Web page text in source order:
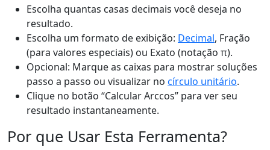
Escolha quantas casas decimais você deseja no
resultado.
Escolha um formato de exibição: Decimal, Fração
(para valores especiais) ou Exato (notação π).
Opcional: Marque as caixas para mostrar soluções
passo a passo ou visualizar no círculo unitário.
Clique no botão “Calcular Arccos” para ver seu
resultado instantaneamente.
Por que Usar Esta Ferramenta?